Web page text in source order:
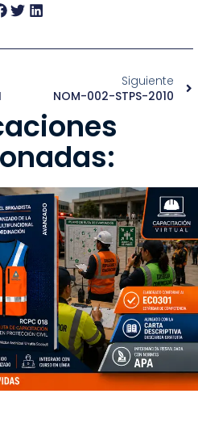
Siguiente
NOM-002-STPS-2010